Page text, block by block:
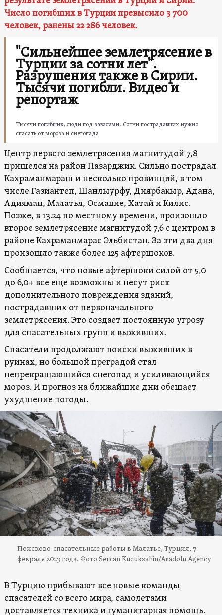
Число погибших в Турции превысило 3 700
человек, ранены 22 286 человек.
"Сильнейшее землетрясение в
Турции за сотни лет".
Разрушения также в Сирии.
Тысячи погибли. Видео и
репортаж
Тысячи погибших, люди под завалами. Сотни пострадавших нужно
спасать от мороза и снегопада
Центр первого землетрясения магнитудой 7,8
пришелся на район Пазарджик. Сильно пострадал
Кахраманмараш и несколько провинций, в том
числе Газиантеп, Шанлыурфу, Диярбакыр, Адана,
Адияман, Малатья, Османие, Хатай и Килис.
Позже, в 13.24 по местному времени, произошло
второе землетрясение магнитудой 7,6 с центром в
районе Кахраманмарас Эльбистан. За эти два дня
произошло также более 125 афтершоков.
Сообщается, что новые афтершоки силой от 5,0
до 6,0+ все еще возможны и несут риск
дополнительного повреждения зданий,
пострадавших от первоначального
землетрясения. Это создает постоянную угрозу
для спасательных групп и выживших.
Спасатели продолжают поиски выживших в
руинах, но большой преградой стал
непрекращающийся снегопад и усиливающийся
мороз. И прогноз на ближайшие дни обещает
ухудшение погоды.
Поисково-спасательные работы в Малатье, Турция, 7
февраля 2023 года. Фото Sercan Kucuksahin/Anadolu Agency
В Турцию прибывают все новые команды
спасателей со всего мира, самолетами
доставляется техника и гуманитарная помощь.